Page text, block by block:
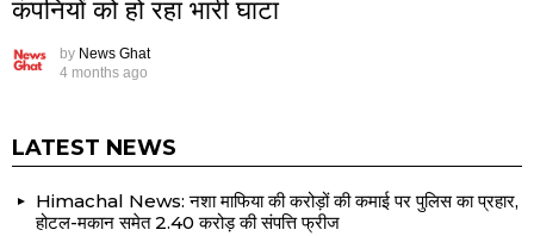
कंपनियों को हो रहा भारी घाटा
by News Ghat
4 months ago
LATEST NEWS
Himachal News: नशा माफिया की करोड़ों की कमाई पर पुलिस का प्रहार,
होटल-मकान समेत 2.40 करोड़ की संपत्ति फ्रीज